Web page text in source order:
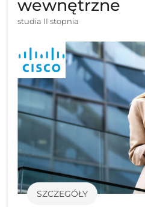
wewnętrzne
studia II stopnia
SZCZEGÓŁY